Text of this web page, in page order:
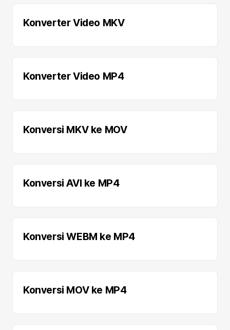
Konverter Video MKV
Konverter Video MP4
Konversi MKV ke MOV
Konversi AVI ke MP4
Konversi WEBM ke MP4
Konversi MOV ke MP4